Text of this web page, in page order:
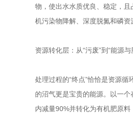
物，使出水水质优良、稳定，
机污染物降解、深度脱氮和磷资
资源转化层：从“污废”到“能源与
处理过程的“终点”恰恰是资源
的沼气更是宝贵的能源。以一
内减量90%并转化为有机肥原料